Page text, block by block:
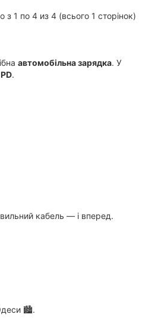
з 1 по 4 из 4 (всього 1 сторінок)
автомобільна зарядка. У
.
кабель — і вперед.
🏙️.